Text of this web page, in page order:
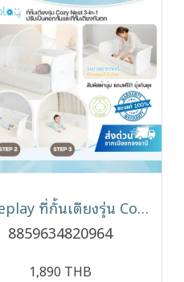
Bebeplay ที่กั้นเตียงรุ่น Cozy Nest 3-in-1 ปรับเป็นคอกกั้นและที่กั้นเตียงกันตก
8859634820964
1,890 THB